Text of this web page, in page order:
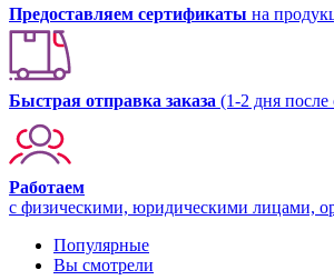
Предоставляем сертификаты на
Быстрая отправка заказа (1-2 дня
Работаем
с физическими, юридическими лицами,
Популярные
Вы смотрели